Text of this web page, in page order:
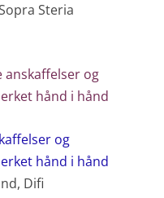
Steria
anskaffelser og
hånd i hånd
og
hånd i hånd
Difi